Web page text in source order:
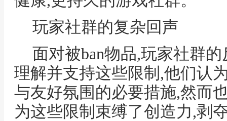
玩家社群的复杂回声
面对被ban物品,玩家社群
理解并支持这些限制,他们认
与友好氛围的必要措施,然而
为这些限制束缚了创造力,剥